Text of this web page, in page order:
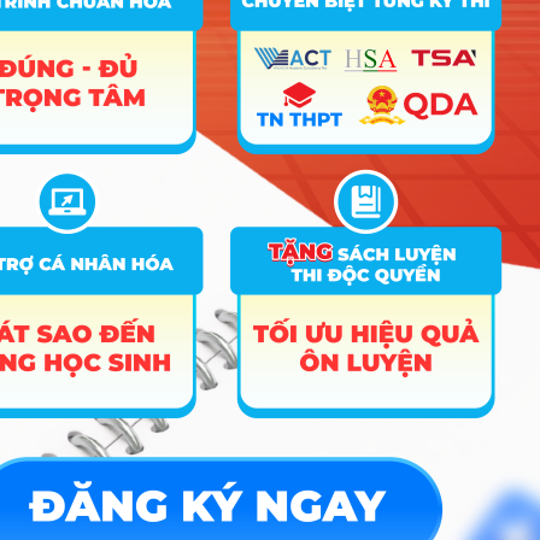
21
Ngân
PT1: Xét tuyển bằng kết quả thi TN
THPT năm 2026;
PT3: Xét tuyển thẳng theo Quy chế
tuyển sinh của Bộ GD&ĐT;
PT4: Xét tuyển sử dụng kết quả
giá tư duy của ĐH BKHN, Đánh giá
năng lực của ĐH QGHN;
PT5: Xét tuyển dựa vào kết quả học
tập bậc THPT (Học Bạ)
Với các tổ hợp:
22 7510601
Quản
lý công
PT1: Xét tuyển bằng kết quả thi TN
THPT năm 2026;
tuyển sinh của Bộ GD&ĐT;
PT4: Xét tuyển sử dụng kết quả
giá tư duy của ĐH BKHN, Đánh giá